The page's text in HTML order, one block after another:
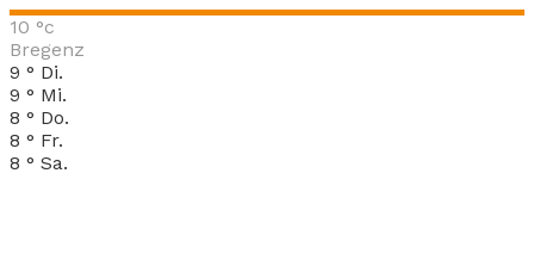
10 °c
Bregenz
9 ° Di.
9 ° Mi.
8 ° Do.
8 ° Fr.
8 ° Sa.